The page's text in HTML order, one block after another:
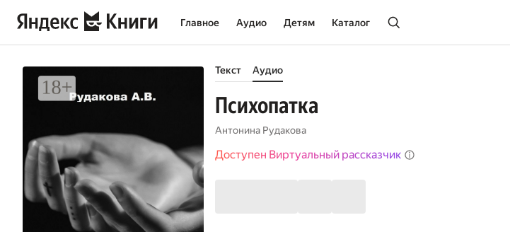
Главное Аудио Детям Каталог
Текст Аудио
Психопатка
Антонина Рудакова
Доступен Виртуальный рассказчик